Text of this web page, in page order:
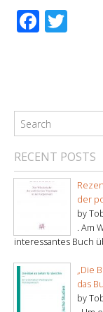
RECENT POSTS
der
by
. Am
interessantes Buch
„Die
das
by